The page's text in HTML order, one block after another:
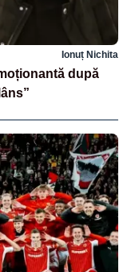
Ionuț Nichita
după